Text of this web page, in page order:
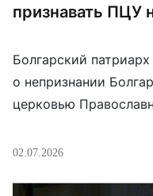
признавать ПЦУ
Болгарский
о непризнании
церковью
интересам Москвы.
02.07.2026